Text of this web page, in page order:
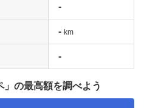
-
- km
-
の最高額を調べよう